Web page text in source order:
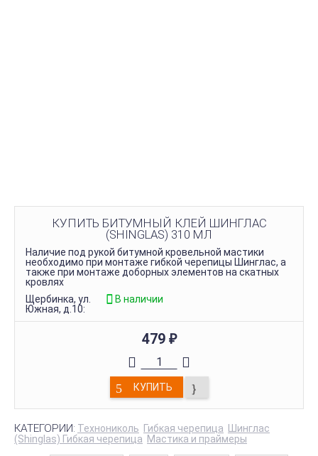
КУПИТЬ БИТУМНЫЙ КЛЕЙ ШИНГЛАС
(SHINGLAS) 310 МЛ
Наличие под рукой битумной кровельной мастики
необходимо при монтаже гибкой черепицы Шинглас, а
также при монтаже доборных элементов на скатных
кровлях
Щербинка, ул.
Южная, д.10:
В наличии
479 ₽
КУПИТЬ
КАТЕГОРИИ: Технониколь Гибкая черепица
Шинглас
(Shinglas) Гибкая черепица Мастика и праймеры